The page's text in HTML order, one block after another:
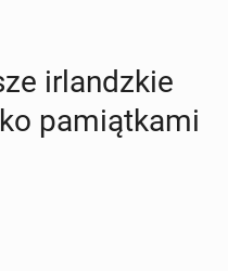
ir­landz­kie
pa­miąt­ka­mi